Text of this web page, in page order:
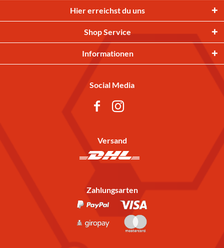
Hier erreichst du uns
Shop Service
Informationen
Social Media
Versand
Zahlungsarten